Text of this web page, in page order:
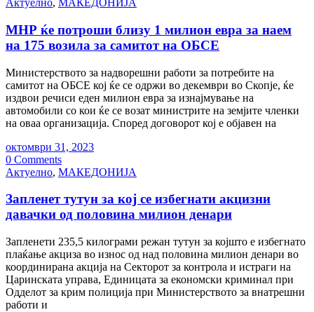
Актуелно, МАКЕДОНИЈА
МНР ќе потроши близу 1 милион евра за наем
на 175 возила за самитот на ОБСЕ
Министерството за надворешни работи за потребите на
самитот на ОБСЕ кој ќе се одржи во декември во Скопје, ќе
издвои речиси еден милион евра за изнајмување на
автомобили со кои ќе се возат министрите на земјите членки
на оваа организација. Според договорот кој е објавен на
октомври 31, 2023
0 Comments
Актуелно, МАКЕДОНИЈА
Запленет тутун за кој се избегнати акцизни
давачки од половина милион денари
Запленети 235,5 килограми режан тутун за којшто е избегнато
плаќање акциза во износ од над половина милион денари во
координирана акција на Секторот за контрола и истраги на
Царинската управа, Единицата за економски криминал при
Одделот за крим полиција при Министерството за внатрешни
работи и